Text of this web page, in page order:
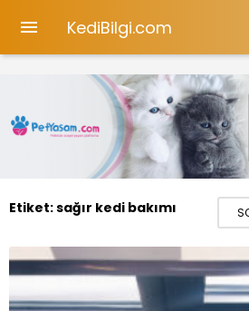
 KediBilgi.com
Etiket:sağır kedi bakımı